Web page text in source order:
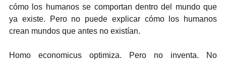
cómo los humanos se comportan dentro del mundo que
ya existe. Pero no puede explicar cómo los humanos
crean mundos que antes no existían.
Homo economicus optimiza. Pero no inventa. No